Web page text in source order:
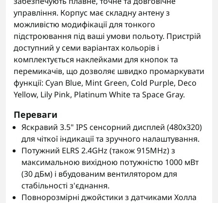
управління. Корпус має складну антену з
можливістю модифікації для тонкого
підстроювання під ваші умови польоту. Пристрій
доступний у семи варіантах кольорів і
комплектується наклейками для кнопок та
перемикачів, що дозволяє швидко промаркувати
функції: Cyan Blue, Mint Green, Cold Purple, Deco
Yellow, Lily Pink, Platinum White та Space Gray.
Переваги
Яскравий 3.5" IPS сенсорний дисплей (480x320)
для чіткої індикації та зручного налаштування.
Потужний ELRS 2.4GHz (також 915MHz) з
максимальною вихідною потужністю 1000 мВт
(30 дБм) і вбудованим вентилятором для
стабільності з'єднання.
Повнорозмірні джойстики з датчиками Холла